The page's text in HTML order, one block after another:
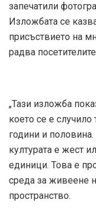
запечатили
Изложбата се
присъствието на
радва
„Тази изложба
което се е
години и
културата е жест
единици. Това е
среда за живеене
пространство.